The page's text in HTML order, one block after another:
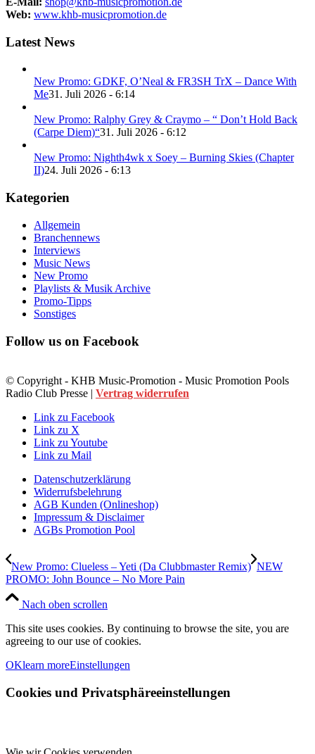
Web: www.khb-musicpromotion.de
Latest News
New Promo: GDKF, O’Neal & FR3SH TrX – Dance With
Me31. Juli 2026 - 6:14
New Promo: Ralphy Grey & Craymo – “ Don’t Hold Back
(Carpe Diem)“31. Juli 2026 - 6:12
New Promo: Nighth4wk x Soey – Burning Skies (Chapter
II)24. Juli 2026 - 6:13
Kategorien
Allgemein
Branchennews
Interviews
Music News
New Promo
Playlists & Musik Archive
Promo-Tipps
Sonstiges
Follow us on Facebook
© Copyright - KHB Music-Promotion - Music Promotion Pools
Radio Club Presse | Vertrag widerrufen
Link zu Facebook
Link zu X
Link zu Youtube
Link zu Mail
Datenschutzerklärung
Widerrufsbelehrung
AGB Kunden (Onlineshop)
Impressum & Disclaimer
AGBs Promotion Pool
New Promo: Clueless – Yeti (Da Clubbmaster Remix) NEW
PROMO: John Bounce – No More Pain
Nach oben scrollen
This site uses cookies. By continuing to browse the site, you are
agreeing to our use of cookies.
OKlearn moreEinstellungen
Cookies und Privatsphäreeinstellungen